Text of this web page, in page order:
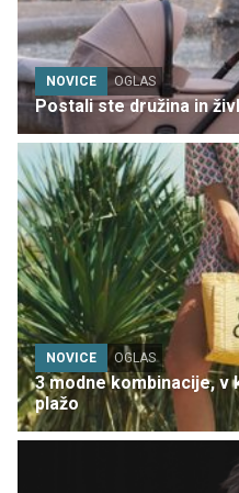
NOVICE OGLAS
Postali ste družina in
NOVICE OGLAS
3 modne kombinacije,
plažo